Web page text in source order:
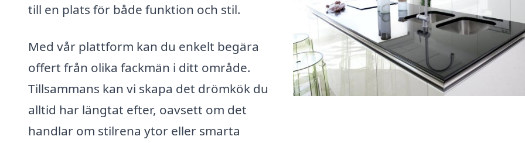
till en plats för både funktion och stil.
Med vår plattform kan du enkelt begära
offert från olika fackmän i ditt område.
Tillsammans kan vi skapa det drömkök du
alltid har längtat efter, oavsett om det
handlar om stilrena ytor eller smarta